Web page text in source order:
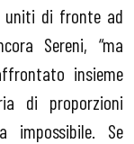
uniti di fronte ad
Sereni, “ma
insieme
di proporzioni
impossibile. Se